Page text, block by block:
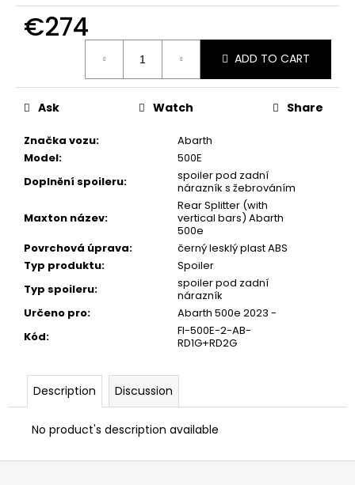
€274
ADD TO CART
Značka vozu:
Abarth
Model:
500E
Doplnění spoileru:
spoiler pod zadní
nárazník s žebrováním
Maxton název:
Rear Splitter (with
vertical bars) Abarth
500e
Povrchová úprava:
černý lesklý plast ABS
Typ produktu:
Spoiler
Typ spoileru:
spoiler pod zadní
nárazník
Určeno pro:
Abarth 500e 2023 -
Kód:
FI-500E-2-AB-
RD1G+RD2G
Ask Watch Share
Description Discussion
No product's description available
€4
F